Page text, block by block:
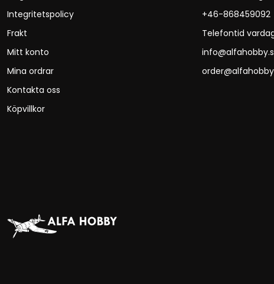
Integritetspolicy
Frakt
Mitt konto
Mina ordrar
Kontakta oss
Köpvillkor
+46-868459092
Telefontid